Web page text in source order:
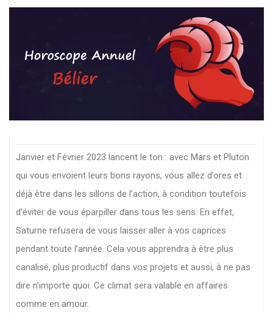
Janvier et Février 2023 lancent le ton : avec Mars et Pluton
qui vous envoient leurs bons rayons, vous allez d’ores et
déjà être dans les sillons de l’action, à condition toutefois
d’éviter de vous éparpiller dans tous les sens. En effet,
Saturne refusera de vous laisser aller à vos caprices
pendant toute l’année. Cela vous apprendra à être plus
canalisé, plus productif dans vos projets et aussi, à ne pas
dire n’importe quoi. Ce climat sera valable en affaires
comme en amour.